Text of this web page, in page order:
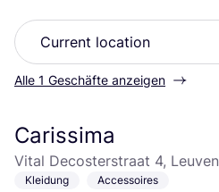
Alle 1 Geschäfte anzeigen
Carissima
Vital Decosterstraat 4, Leuven
Kleidung Accessoires